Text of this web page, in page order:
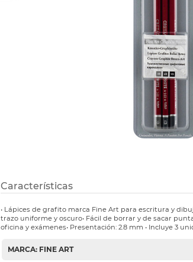
Ver más
Características
• Lápices de grafito marca Fine Art para escritura y
trazo uniforme y oscuro• Fácil de borrar y de sacar
oficina y exámenes• Presentación: 2.8 mm • Incluye 3
MARCA: FINE ART